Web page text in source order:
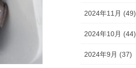
2024年11月 (49)
2024年10月 (44)
2024年9月 (37)